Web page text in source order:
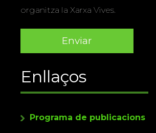
organitza la Xarxa Vives.
Enllaços
Programa de publicacions